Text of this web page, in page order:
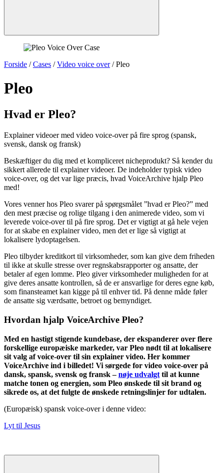
Forside /Cases /Video voice over/Pleo
Pleo
Hvad er Pleo?
Explainer videoer med video voice-over på fire sprog (spansk,
svensk, dansk og fransk)
Beskæftiger du dig med et kompliceret nicheprodukt? Så kender du
sikkert allerede til explainer videoer. De indeholder typisk video
voice-over, og det var lige præcis, hvad VoiceArchive hjalp Pleo
med!
Vores venner hos Pleo svarer på spørgsmålet ”hvad er Pleo?” med
den mest præcise og rolige tilgang i den animerede video, som vi
leverede voice-over til på fire sprog. Det er vigtigt at gå hele vejen
for at skabe en explainer video, men det er lige så vigtigt at
lokalisere lydoptagelsen.
Pleo tilbyder kreditkort til virksomheder, som kan give dem friheden
til ikke at skulle stresse over regnskabsrapporter og ansatte, der
betaler af egen lomme. Pleo giver virksomheder muligheden for at
give deres ansatte kontrollen, så de er ansvarlige for deres egne køb,
som finansteamet kan kigge på til enhver tid. På denne måde føler
de ansatte sig værdsatte, betroet og bemyndiget.
Hvordan hjalp VoiceArchive Pleo?
Med en hastigt stigende kundebase, der ekspanderer over flere
forskellige europæiske markeder, var Pleo nødt til at lokalisere
sit valg af voice-over til sin explainer video. Her kommer
VoiceArchive ind i billedet! Vi sørgede for video voice-over på
dansk, spansk, svensk og fransk –nøje udvalgt til at kunne
matche tonen og energien, som Pleo ønskede til sit brand og
sikrede os, at det fulgte de ønskede retningslinjer for udtalen.
(Europæisk) spansk voice-over i denne video:
Lyt til Jesus